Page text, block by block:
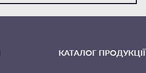
КАТАЛОГ ПРОДУКЦІЇ